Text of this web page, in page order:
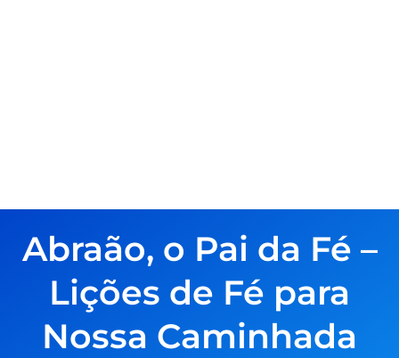
Abraão, o Pai da Fé –
Lições de Fé para
Nossa Caminhada